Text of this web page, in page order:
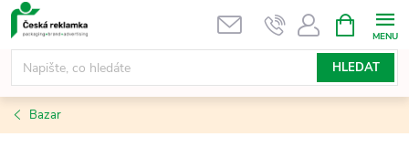
Přejít
na
obsah
HLEDAT
NÁKUPNÍ
KOŠÍK
Bazar